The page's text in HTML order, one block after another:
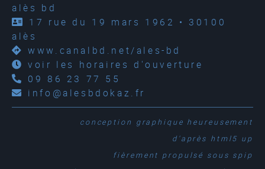
alès bd
17 rue du 19 mars 1962 • 30100
alès
www.canalbd.net/ales-bd
voir les horaires d'ouverture
09 86 23 77 55
info@alesbdokaz.fr
conception graphique heureusement
d'après html5 up
fièrement propulsé sous spip